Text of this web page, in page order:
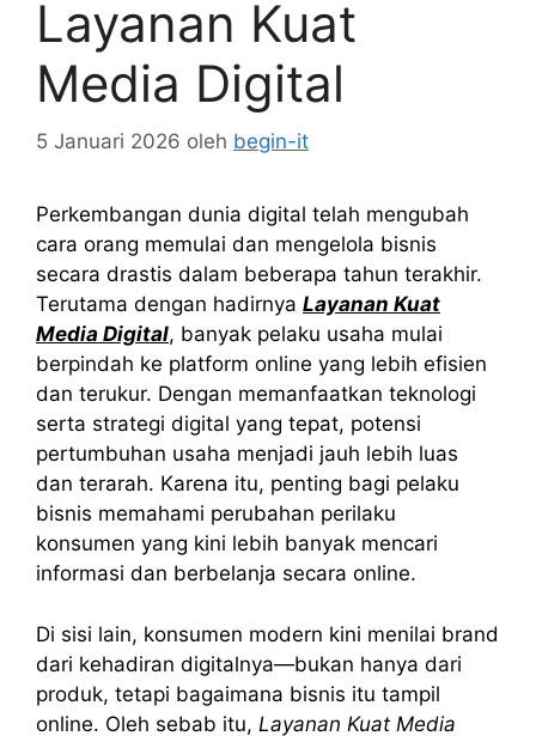
Layanan Kuat
Media Digital
5 Januari 2026 oleh begin-it
Perkembangan dunia digital telah mengubah
cara orang memulai dan mengelola bisnis
secara drastis dalam beberapa tahun terakhir.
Terutama dengan hadirnya Layanan Kuat
Media Digital, banyak pelaku usaha mulai
berpindah ke platform online yang lebih efisien
dan terukur. Dengan memanfaatkan teknologi
serta strategi digital yang tepat, potensi
pertumbuhan usaha menjadi jauh lebih luas
dan terarah. Karena itu, penting bagi pelaku
bisnis memahami perubahan perilaku
konsumen yang kini lebih banyak mencari
informasi dan berbelanja secara online.
Di sisi lain, konsumen modern kini menilai brand
dari kehadiran digitalnya—bukan hanya dari
produk, tetapi bagaimana bisnis itu tampil
online. Oleh sebab itu, Layanan Kuat Media